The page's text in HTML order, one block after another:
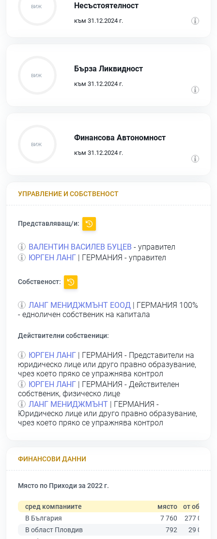
Несъстоятелност
към 31.12.2024 г.
Бърза Ликвидност
към 31.12.2024 г.
Финансова Автономност
към 31.12.2024 г.
УПРАВЛЕНИЕ И СОБСТВЕНОСТ
Представляващ/и:
ВАЛЕНТИН ВАСИЛЕВ БУЦЕВ - управител
ЮРГЕН ЛАНГ | ГЕРМАНИЯ - управител
Собственост:
ЛАНГ МЕНИДЖМЪНТ ЕООД | ГЕРМАНИЯ 100%
- едноличен собственик на капитала
Действителни собственици:
ЮРГЕН ЛАНГ | ГЕРМАНИЯ - Представители на
юридическо лице или друго правно образувание,
чрез което пряко се упражнява контрол
ЮРГЕН ЛАНГ | ГЕРМАНИЯ - Действителен
собственик, физическо лице
ЛАНГ МЕНИДЖМЪНТ | ГЕРМАНИЯ -
Юридическо лице или друго правно образувание,
чрез което пряко се упражнява контрол
ФИНАНСОВИ ДАННИ
Място по Приходи за 2022 г.
сред компаниите място от общо
В България
7 760
277 019
В област Пловдив
792
29 067